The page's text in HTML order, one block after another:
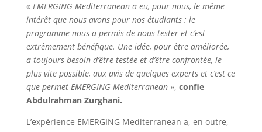
« EMERGING Mediterranean a eu, pour nous, le même
intérêt que nous avons pour nos étudiants : le
programme nous a permis de nous tester et c’est
extrêmement bénéfique. Une idée, pour être améliorée,
a toujours besoin d’être testée et d’être confrontée, le
plus vite possible, aux avis de quelques experts et c’est ce
que permet EMERGING Mediterranean», confie
Abdulrahman Zurghani.
L’expérience EMERGING Mediterranean a, en outre,